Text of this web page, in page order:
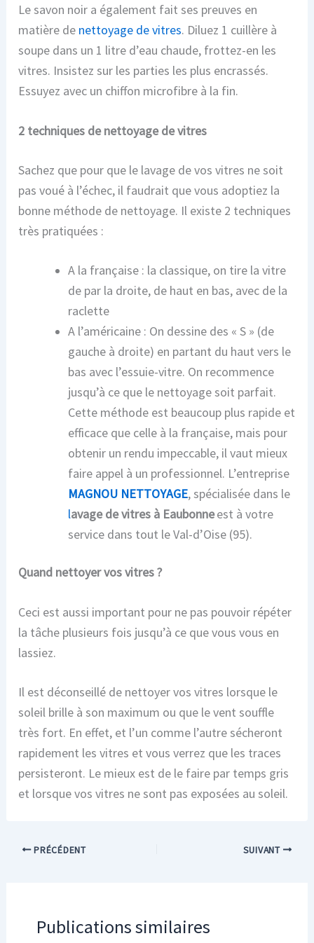
Le savon noir a également fait ses preuves en
matière de nettoyage de vitres. Diluez 1 cuillère à
soupe dans un 1 litre d’eau chaude, frottez-en les
vitres. Insistez sur les parties les plus encrassés.
Essuyez avec un chiffon microfibre à la fin.
2 techniques de nettoyage de vitres
Sachez que pour que le lavage de vos vitres ne soit
pas voué à l’échec, il faudrait que vous adoptiez la
bonne méthode de nettoyage. Il existe 2 techniques
très pratiquées :
A la française : la classique, on tire la vitre
de par la droite, de haut en bas, avec de la
raclette
A l’américaine : On dessine des « S » (de
gauche à droite) en partant du haut vers le
bas avec l’essuie-vitre. On recommence
jusqu’à ce que le nettoyage soit parfait.
Cette méthode est beaucoup plus rapide et
efficace que celle à la française, mais pour
obtenir un rendu impeccable, il vaut mieux
faire appel à un professionnel. L’entreprise
MAGNOU NETTOYAGE, spécialisée dans le
lavage de vitres à Eaubonneest à votre
service dans tout le Val-d’Oise (95).
Quand nettoyer vos vitres ?
Ceci est aussi important pour ne pas pouvoir répéter
la tâche plusieurs fois jusqu’à ce que vous vous en
lassiez.
Il est déconseillé de nettoyer vos vitres lorsque le
soleil brille à son maximum ou que le vent souffle
très fort. En effet, et l’un comme l’autre sécheront
rapidement les vitres et vous verrez que les traces
persisteront. Le mieux est de le faire par temps gris
et lorsque vos vitres ne sont pas exposées au soleil.
PRÉCÉDENT SUIVANT
Publications similaires